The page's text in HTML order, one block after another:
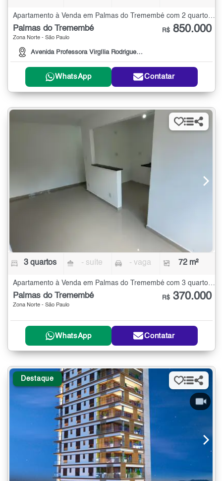
Palmas do Tremembé
Zona Norte - São Paulo
Avenida Professora Virgília Rodrigues Alves de Car, 158
R$ 850.000
WhatsApp Contatar
3 quartos - suíte - vaga 72 m²
Apartamento à Venda em Palmas do Tremembé com 3 quartos - 72 m²
Palmas do Tremembé
Zona Norte - São Paulo
R$ 370.000
WhatsApp Contatar
Destaque